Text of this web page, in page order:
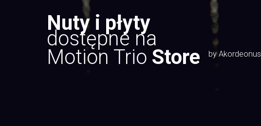
Nuty i płyty
dostępne na
Motion Trio Store by Akordeonus